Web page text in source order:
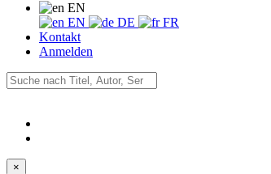
EN
EN
DE
FR
Kontakt
Anmelden
×